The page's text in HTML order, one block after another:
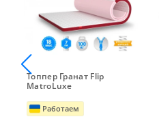
Топпер Гранат Flip
MatroLuxe
Работаем